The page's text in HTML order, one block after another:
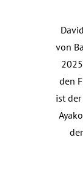
von
den
ist